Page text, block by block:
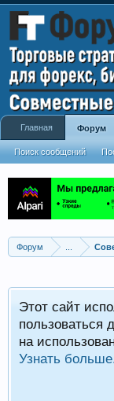
Форум
Этот сайт
пользоваться
на
Узнать
Главная Форум
Поиск сообщений